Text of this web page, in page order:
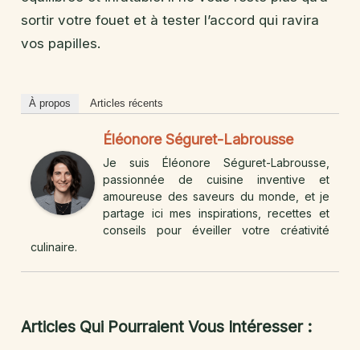
sortir votre fouet et à tester l’accord qui ravira
vos papilles.
À propos Articles récents
Éléonore Séguret-Labrousse
Je suis Éléonore Séguret-Labrousse,
passionnée de cuisine inventive et
amoureuse des saveurs du monde, et je
partage ici mes inspirations, recettes et
conseils pour éveiller votre créativité
culinaire.
Articles Qui Pourraient Vous Intéresser :